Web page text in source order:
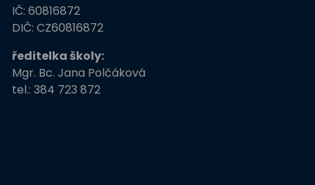
IČ: 60816872
DIČ: CZ60816872
ředitelka školy:
Mgr. Bc. Jana Polčáková
tel.: 384 723 872